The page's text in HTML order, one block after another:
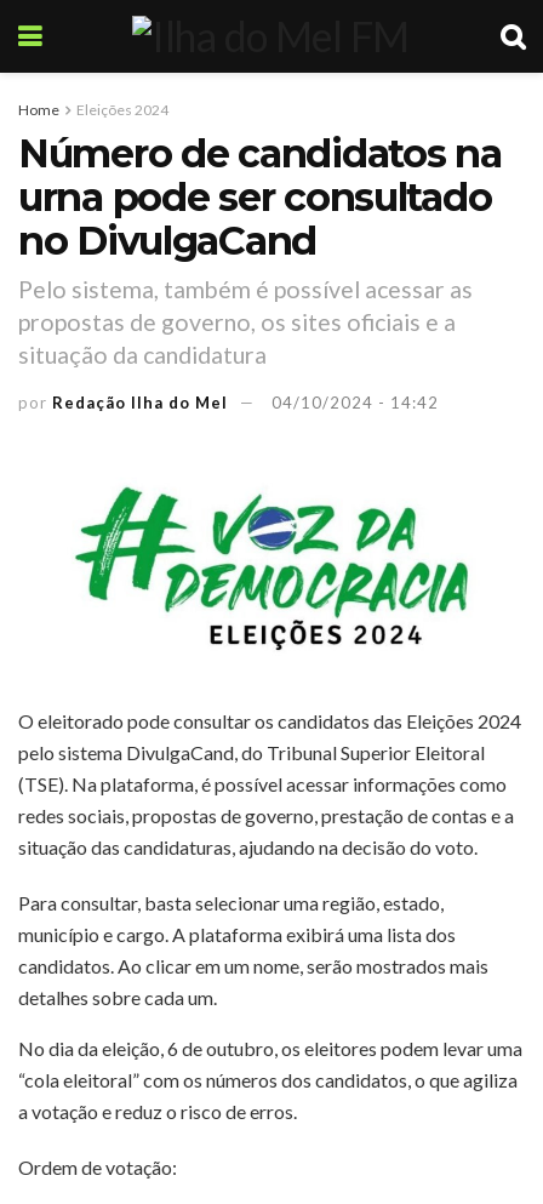
Home Eleições 2024
Número de candidatos na
urna pode ser consultado
no DivulgaCand
Pelo sistema, também é possível acessar as
propostas de governo, os sites oficiais e a
situação da candidatura
por Redação Ilha do Mel 04/10/2024 - 14:42
O eleitorado pode consultar os candidatos das Eleições 2024
pelo sistema DivulgaCand, do Tribunal Superior Eleitoral
(TSE). Na plataforma, é possível acessar informações como
redes sociais, propostas de governo, prestação de contas e a
situação das candidaturas, ajudando na decisão do voto.
Para consultar, basta selecionar uma região, estado,
município e cargo. A plataforma exibirá uma lista dos
candidatos. Ao clicar em um nome, serão mostrados mais
detalhes sobre cada um.
No dia da eleição, 6 de outubro, os eleitores podem levar uma
“cola eleitoral” com os números dos candidatos, o que agiliza
a votação e reduz o risco de erros.
Ordem de votação: